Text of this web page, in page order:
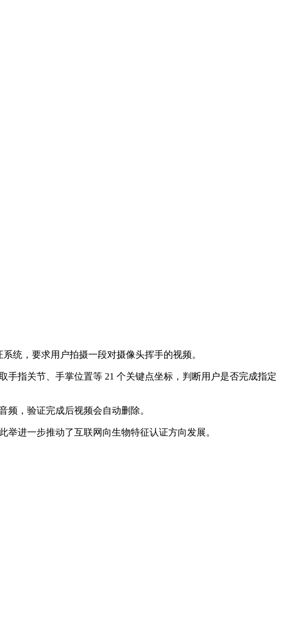
统，要求用户拍摄一段对摄像头挥手的视频。
指关节、手掌位置等 21 个关键点坐标，判断用户是否完成指定
，验证完成后视频会自动删除。
进一步推动了互联网向生物特征认证方向发展。